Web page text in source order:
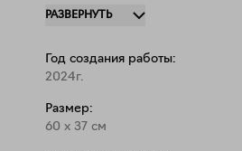
Размер основной части —
РАЗВЕРНУТЬ
Год создания работы:
2024г.
Размер:
60 x 37 см